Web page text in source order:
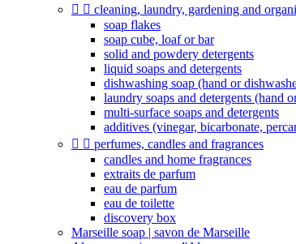
  cleaning, laundry, gardening and
soap flakes
soap cube, loaf or bar
solid and powdery detergents
liquid soaps and detergents
dishwashing soap (hand or
laundry soaps and detergents (hand
multi-surface soaps and detergents
additives (vinegar, bicarbonate,
  perfumes, candles and fragrances
candles and home fragrances
extraits de parfum
eau de parfum
eau de toilette
discovery box
Marseille soap | savon de Marseille